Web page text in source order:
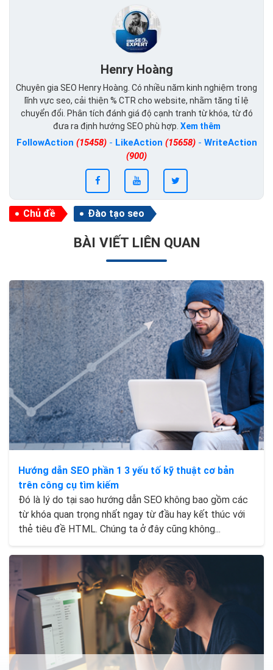
Henry Hoàng
Chuyên gia SEO Henry Hoàng. Có nhiều năm kinh nghiệm trong
lĩnh vực seo, cải thiện % CTR cho website, nhằm tăng tỉ lệ
chuyển đổi. Phân tích đánh giá độ cạnh tranh từ khóa, từ đó
đưa ra định hướng SEO phù hợp. Xem thêm
FollowAction (15458)- LikeAction (15658)- WriteAction
(900)
Chủ đề Đào tạo seo
BÀI VIẾT LIÊN QUAN
Hướng dẫn SEO phần 1 3 yếu tố kỹ thuật cơ bản
trên công cụ tìm kiếm
Đó là lý do tại sao hướng dẫn SEO không bao gồm các
từ khóa quan trọng nhất ngay từ đầu hay kết thúc với
thẻ tiêu đề HTML. Chúng ta ở đây cũng không...